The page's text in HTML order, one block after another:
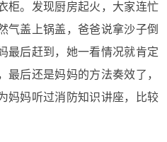
柜。发现厨房起火，大家连忙
气盖上锅盖，爸爸说拿沙子倒
最后赶到，她一看情况就肯定
最后还是妈妈的方法奏效了，
妈妈听过消防知识讲座，比较